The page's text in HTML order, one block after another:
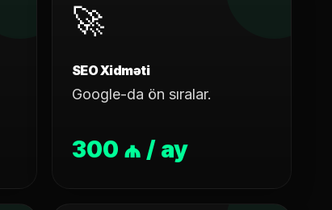
🚀
SEO Xidməti
Google-da ön sıralar.
300 ₼ / ay